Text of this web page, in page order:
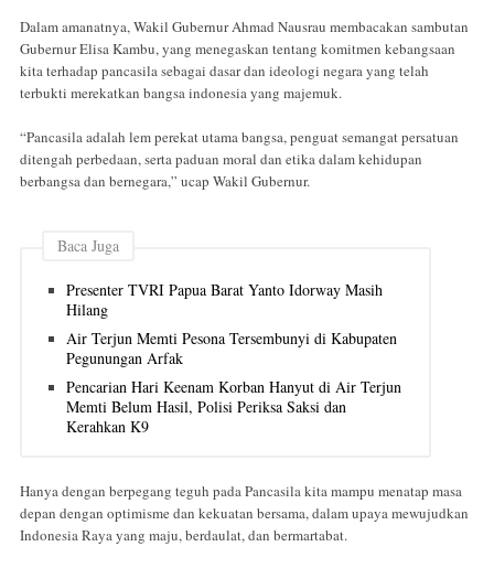
Dalam amanatnya, Wakil Gubernur Ahmad Nausrau membacakan sambutan
Gubernur Elisa Kambu, yang menegaskan tentang komitmen kebangsaan
kita terhadap pancasila sebagai dasar dan ideologi negara yang telah
terbukti merekatkan bangsa indonesia yang majemuk.
“Pancasila adalah lem perekat utama bangsa, penguat semangat persatuan
ditengah perbedaan, serta paduan moral dan etika dalam kehidupan
berbangsa dan bernegara,” ucap Wakil Gubernur.
Baca Juga
Presenter TVRI Papua Barat Yanto Idorway Masih
Hilang
Air Terjun Memti Pesona Tersembunyi di Kabupaten
Pegunungan Arfak
Pencarian Hari Keenam Korban Hanyut di Air Terjun
Memti Belum Hasil, Polisi Periksa Saksi dan
Kerahkan K9
Hanya dengan berpegang teguh pada Pancasila kita mampu menatap masa
depan dengan optimisme dan kekuatan bersama, dalam upaya mewujudkan
Indonesia Raya yang maju, berdaulat, dan bermartabat.